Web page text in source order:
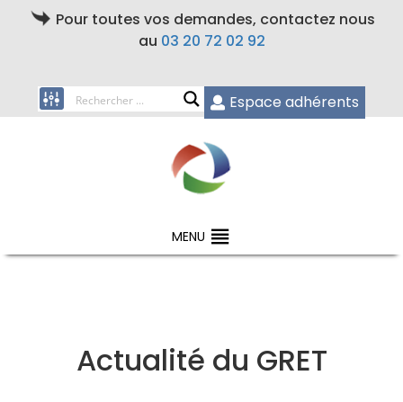
Pour toutes vos demandes, contactez nous
au 03 20 72 02 92
Espace adhérents
MENU
Actualité du GRET